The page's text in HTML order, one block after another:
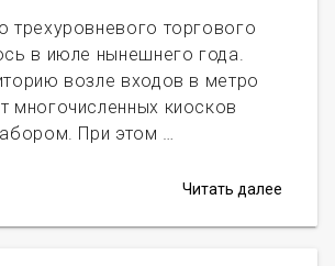
трехуровневого торгового
в июле нынешнего года.
возле входов в метро
многочисленных киосков
При этом …
Читать далее